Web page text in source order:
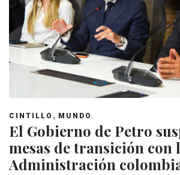
CINTILLO , MUNDO
El Gobierno de Petro
mesas de transición con
Administración